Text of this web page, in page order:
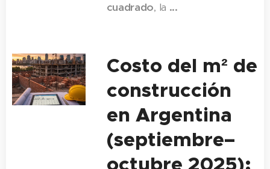
cuadrado, la ...
Costo del m² de
construcción
en Argentina
(septiembre–